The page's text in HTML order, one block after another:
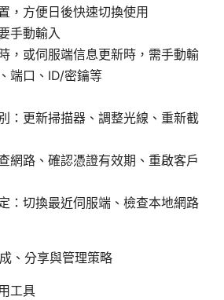
，方便日後快速切換使用
手動輸入
，或伺服端信息更新時，需手動輸
端口、ID/密鑰等
：更新掃描器、調整光線、重新截
網路、確認憑證有效期、重啟客戶
：切換最近伺服端、檢查本地網路
、分享與管理策略
工具